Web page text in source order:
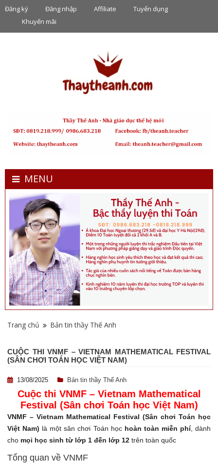
Đăng ký Đăng nhập Affiliate
Tuyển dụng
Khuyến mãi
MENU
Trang chủ Bản tin thầy Thế Anh
CUỘC THI VNMF – VIETNAM MATHEMATICAL FESTIVAL
(SÂN CHƠI TOÁN HỌC VIỆT NAM)
13/08/2025 Bản tin thầy Thế Anh
Cuộc thi VNMF – Vietnam Mathematical
Festival (Sân chơi Toán học Việt Nam)
VNMF – Vietnam Mathematical Festival (Sân chơi Toán học
Việt Nam) là một sân chơi Toán học hoàn toàn miễn phí, dành
cho mọi học sinh từ lớp 1 đến lớp 12 trên toàn quốc
Tổng quan về VNMF